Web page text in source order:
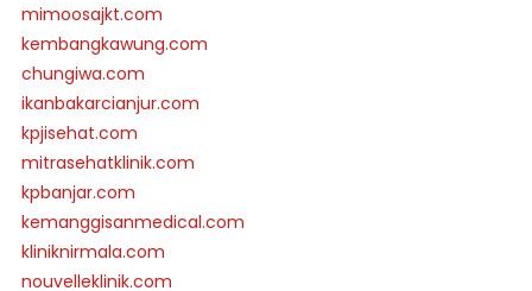
mimoosajkt.com
kembangkawung.com
chungiwa.com
ikanbakarcianjur.com
kpjisehat.com
mitrasehatklinik.com
kpbanjar.com
kemanggisanmedical.com
kliniknirmala.com
nouvelleklinik.com